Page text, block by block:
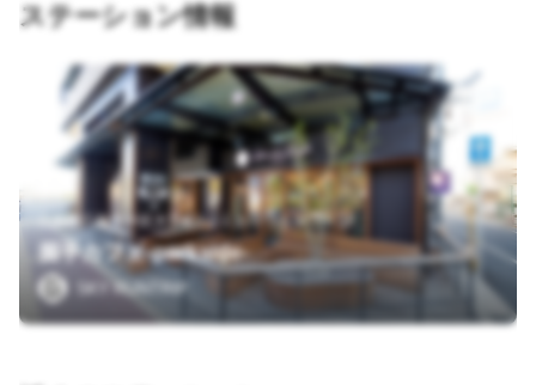
ステーション情報
広島県広島市中区大手町1-2-1 おりづるタワー 1F
握手カフェ-parkside-
SKY RUNTRIP